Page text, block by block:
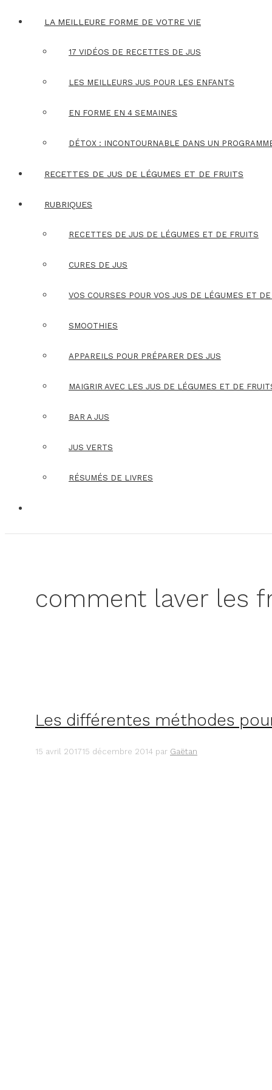
LA MEILLEURE FORME DE VOTRE VIE
17 VIDÉOS DE RECETTES DE JUS
LES MEILLEURS JUS POUR LES ENFANTS
EN FORME EN 4 SEMAINES
DÉTOX : INCONTOURNABLE DANS UN
RECETTES DE JUS DE LÉGUMES ET DE FRUITS
RUBRIQUES
RECETTES DE JUS DE LÉGUMES ET DE FRUITS
CURES DE JUS
VOS COURSES POUR VOS JUS DE LÉGUMES ET
SMOOTHIES
APPAREILS POUR PRÉPARER DES JUS
MAIGRIR AVEC LES JUS DE LÉGUMES ET DE
BAR A JUS
JUS VERTS
RÉSUMÉS DE LIVRES
comment laver les
Les différentes méthodes
15 avril 201715 décembre 2014 par Gaëtan